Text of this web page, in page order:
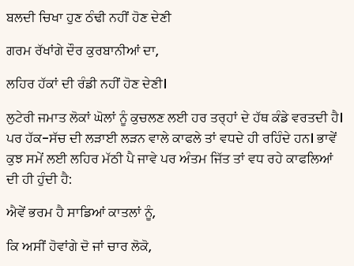
ਬਲਦੀ ਚਿਖਾ ਹੁਣ ਠੰਢੀ ਨਹੀਂ ਹੋਣ ਦੇਣੀ
ਗਰਮ ਰੱਖਾਂਗੇ ਦੌਰ ਕੁਰਬਾਨੀਆਂ ਦਾ,
ਲਹਿਰ ਹੱਕਾਂ ਦੀ ਰੰਡੀ ਨਹੀਂ ਹੋਣ ਦੇਣੀ।
ਲੁਟੇਰੀ ਜਮਾਤ ਲੋਕਾਂ ਘੋਲਾਂ ਨੂੰ ਕੁਚਲਣ ਲਈ ਹਰ ਤਰ੍ਹਾਂ ਦੇ ਹੱਥ ਕੰਡੇ ਵਰਤਦੀ ਹੈ।
ਪਰ ਹੱਕ-ਸੱਚ ਦੀ ਲੜਾਈ ਲੜਨ ਵਾਲੇ ਕਾਫਲੇ ਤਾਂ ਵਧਦੇ ਹੀ ਰਹਿੰਦੇ ਹਨ। ਭਾਵੇਂ
ਕੁਝ ਸਮੇਂ ਲਈ ਲਹਿਰ ਮੱਠੀ ਪੈ ਜਾਵੇ ਪਰ ਅੰਤਮ ਜਿੱਤ ਤਾਂ ਵਧ ਰਹੇ ਕਾਫਲਿਆਂ
ਦੀ ਹੀ ਹੁੰਦੀ ਹੈ:
ਐਵੇਂ ਭਰਮ ਹੈ ਸਾਡਿਆਂ ਕਾਤਲਾਂ ਨੂੰ,
ਕਿ ਅਸੀਂ ਹੋਵਾਂਗੇ ਦੋ ਜਾਂ ਚਾਰ ਲੋਕੋ,